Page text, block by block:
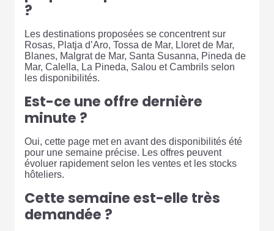
?
Les destinations proposées se concentrent sur
Rosas, Platja d’Aro, Tossa de Mar, Lloret de Mar,
Blanes, Malgrat de Mar, Santa Susanna, Pineda de
Mar, Calella, La Pineda, Salou et Cambrils selon
les disponibilités.
Est-ce une offre dernière
minute ?
Oui, cette page met en avant des disponibilités été
pour une semaine précise. Les offres peuvent
évoluer rapidement selon les ventes et les stocks
hôteliers.
Cette semaine est-elle très
demandée ?